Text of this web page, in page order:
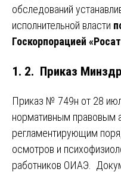
обследований
исполнительной власти
Госкорпорацией
1. 2. Приказ
Приказ № 749н от 28
нормативным правовым
регламентирующим
осмотров и
работников ОИАЭ.